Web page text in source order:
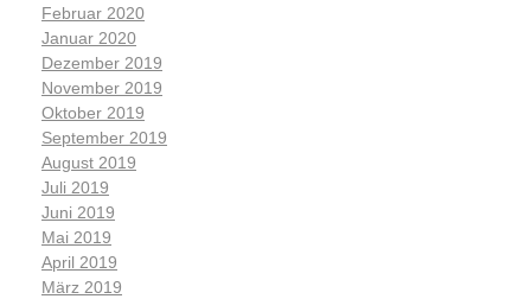
Februar 2020
Januar 2020
Dezember 2019
November 2019
Oktober 2019
September 2019
August 2019
Juli 2019
Juni 2019
Mai 2019
April 2019
März 2019